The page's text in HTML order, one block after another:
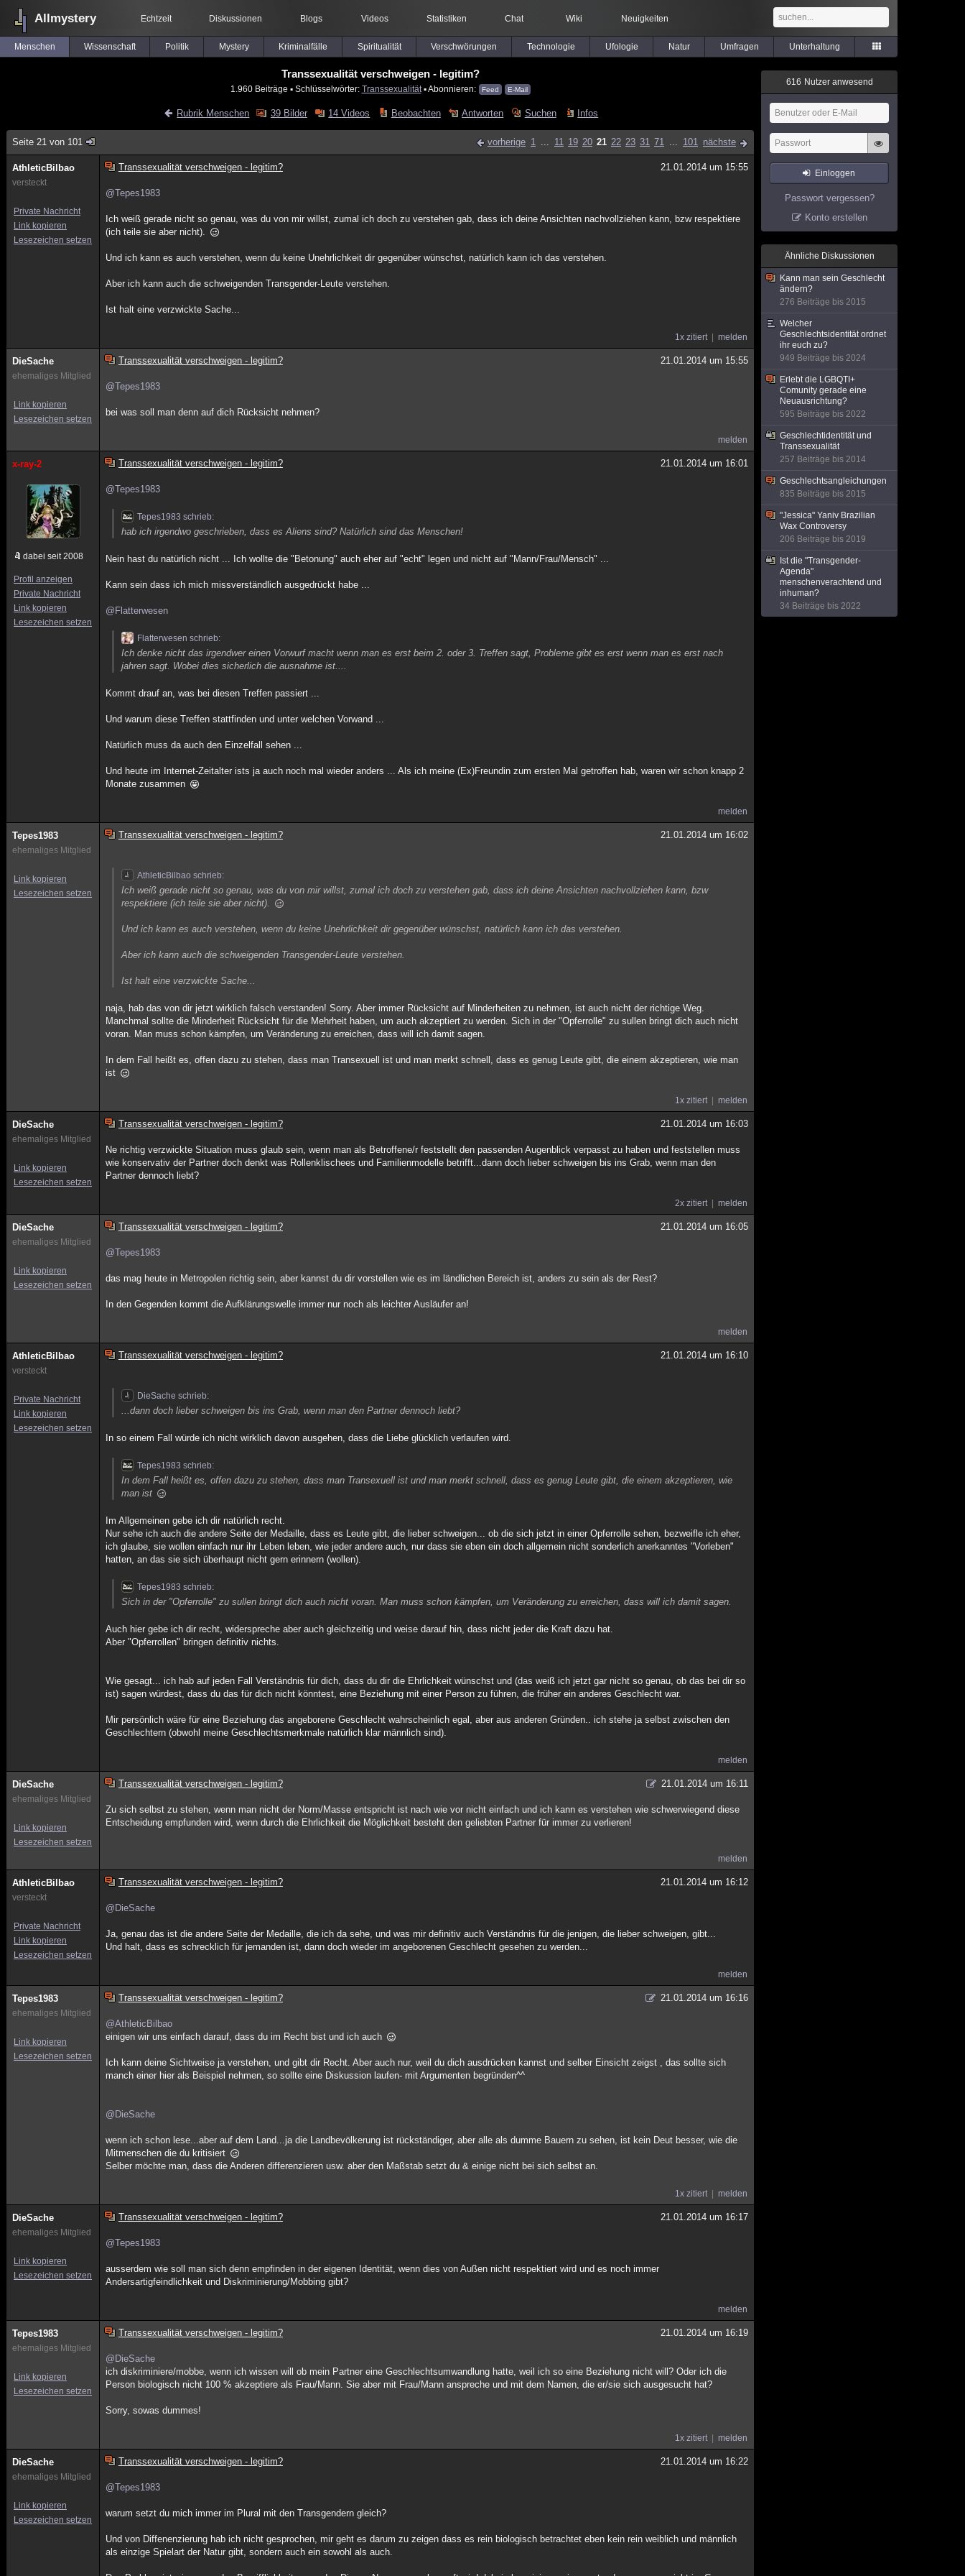
Allmystery Echtzeit Diskussionen Blogs Videos Statistiken Chat Wiki Neuigkeiten
Menschen Wissenschaft Politik Mystery Kriminalfälle Spiritualität Verschwörungen Technologie Ufologie Natur Umfragen Unterhaltung
Transsexualität verschweigen - legitim?
1.960 Beiträge ▪ Schlüsselwörter: Transsexualität▪ Abonnieren: Feed E-Mail
Rubrik Menschen 39 Bilder 14 Videos Beobachten Antworten Suchen Infos
Seite 21 von 101 vorherige 1 ... 11 19 20 21 22 23 31 71 ... 101 nächste
AthleticBilbao
versteckt
Private Nachricht
Link kopieren
Lesezeichen setzen
Transsexualität verschweigen - legitim? 21.01.2014 um 15:55
@Tepes1983
Ich weiß gerade nicht so genau, was du von mir willst, zumal ich doch zu verstehen gab, dass ich deine Ansichten nachvollziehen kann, bzw respektiere
(ich teile sie aber nicht).
Und ich kann es auch verstehen, wenn du keine Unehrlichkeit dir gegenüber wünschst, natürlich kann ich das verstehen.
Aber ich kann auch die schweigenden Transgender-Leute verstehen.
Ist halt eine verzwickte Sache...
1x zitiert melden
DieSache
ehemaliges Mitglied
Link kopieren
Lesezeichen setzen
Transsexualität verschweigen - legitim? 21.01.2014 um 15:55
@Tepes1983
bei was soll man denn auf dich Rücksicht nehmen?
melden
x-ray-2
dabei seit 2008
Profil anzeigen
Private Nachricht
Link kopieren
Lesezeichen setzen
Transsexualität verschweigen - legitim? 21.01.2014 um 16:01
@Tepes1983
Tepes1983 schrieb:
hab ich irgendwo geschrieben, dass es Aliens sind? Natürlich sind das Menschen!
Nein hast du natürlich nicht ... Ich wollte die "Betonung" auch eher auf "echt" legen und nicht auf "Mann/Frau/Mensch" ...
Kann sein dass ich mich missverständlich ausgedrückt habe ...
@Flatterwesen
Flatterwesen schrieb:
Ich denke nicht das irgendwer einen Vorwurf macht wenn man es erst beim 2. oder 3. Treffen sagt, Probleme gibt es erst wenn man es erst nach
jahren sagt. Wobei dies sicherlich die ausnahme ist....
Kommt drauf an, was bei diesen Treffen passiert ...
Und warum diese Treffen stattfinden und unter welchen Vorwand ...
Natürlich muss da auch den Einzelfall sehen ...
Und heute im Internet-Zeitalter ists ja auch noch mal wieder anders ... Als ich meine (Ex)Freundin zum ersten Mal getroffen hab, waren wir schon knapp 2
Monate zusammen
melden
Tepes1983
ehemaliges Mitglied
Link kopieren
Lesezeichen setzen
Transsexualität verschweigen - legitim? 21.01.2014 um 16:02
AthleticBilbao schrieb:
Ich weiß gerade nicht so genau, was du von mir willst, zumal ich doch zu verstehen gab, dass ich deine Ansichten nachvollziehen kann, bzw
respektiere (ich teile sie aber nicht).
Und ich kann es auch verstehen, wenn du keine Unehrlichkeit dir gegenüber wünschst, natürlich kann ich das verstehen.
Aber ich kann auch die schweigenden Transgender-Leute verstehen.
Ist halt eine verzwickte Sache...
naja, hab das von dir jetzt wirklich falsch verstanden! Sorry. Aber immer Rücksicht auf Minderheiten zu nehmen, ist auch nicht der richtige Weg.
Manchmal sollte die Minderheit Rücksicht für die Mehrheit haben, um auch akzeptiert zu werden. Sich in der "Opferrolle" zu sullen bringt dich auch nicht
voran. Man muss schon kämpfen, um Veränderung zu erreichen, dass will ich damit sagen.
In dem Fall heißt es, offen dazu zu stehen, dass man Transexuell ist und man merkt schnell, dass es genug Leute gibt, die einem akzeptieren, wie man
ist
1x zitiert melden
DieSache
ehemaliges Mitglied
Link kopieren
Lesezeichen setzen
Transsexualität verschweigen - legitim? 21.01.2014 um 16:03
Ne richtig verzwickte Situation muss glaub sein, wenn man als Betroffene/r feststellt den passenden Augenblick verpasst zu haben und feststellen muss
wie konservativ der Partner doch denkt was Rollenklischees und Familienmodelle betrifft...dann doch lieber schweigen bis ins Grab, wenn man den
Partner dennoch liebt?
2x zitiert melden
DieSache
ehemaliges Mitglied
Link kopieren
Lesezeichen setzen
Transsexualität verschweigen - legitim? 21.01.2014 um 16:05
@Tepes1983
das mag heute in Metropolen richtig sein, aber kannst du dir vorstellen wie es im ländlichen Bereich ist, anders zu sein als der Rest?
In den Gegenden kommt die Aufklärungswelle immer nur noch als leichter Ausläufer an!
melden
AthleticBilbao
versteckt
Private Nachricht
Link kopieren
Lesezeichen setzen
Transsexualität verschweigen - legitim? 21.01.2014 um 16:10
DieSache schrieb:
...dann doch lieber schweigen bis ins Grab, wenn man den Partner dennoch liebt?
In so einem Fall würde ich nicht wirklich davon ausgehen, dass die Liebe glücklich verlaufen wird.
Tepes1983 schrieb:
In dem Fall heißt es, offen dazu zu stehen, dass man Transexuell ist und man merkt schnell, dass es genug Leute gibt, die einem akzeptieren, wie
man ist
Im Allgemeinen gebe ich dir natürlich recht.
Nur sehe ich auch die andere Seite der Medaille, dass es Leute gibt, die lieber schweigen... ob die sich jetzt in einer Opferrolle sehen, bezweifle ich eher,
ich glaube, sie wollen einfach nur ihr Leben leben, wie jeder andere auch, nur dass sie eben ein doch allgemein nicht sonderlich anerkanntes "Vorleben"
hatten, an das sie sich überhaupt nicht gern erinnern (wollen).
Tepes1983 schrieb:
Sich in der "Opferrolle" zu sullen bringt dich auch nicht voran. Man muss schon kämpfen, um Veränderung zu erreichen, dass will ich damit sagen.
Auch hier gebe ich dir recht, widerspreche aber auch gleichzeitig und weise darauf hin, dass nicht jeder die Kraft dazu hat.
Aber "Opferrollen" bringen definitiv nichts.
Wie gesagt... ich hab auf jeden Fall Verständnis für dich, dass du dir die Ehrlichkeit wünschst und (das weiß ich jetzt gar nicht so genau, ob das bei dir so
ist) sagen würdest, dass du das für dich nicht könntest, eine Beziehung mit einer Person zu führen, die früher ein anderes Geschlecht war.
Mir persönlich wäre für eine Beziehung das angeborene Geschlecht wahrscheinlich egal, aber aus anderen Gründen.. ich stehe ja selbst zwischen den
Geschlechtern (obwohl meine Geschlechtsmerkmale natürlich klar männlich sind).
melden
DieSache
ehemaliges Mitglied
Link kopieren
Lesezeichen setzen
Transsexualität verschweigen - legitim? 21.01.2014 um 16:11
Zu sich selbst zu stehen, wenn man nicht der Norm/Masse entspricht ist nach wie vor nicht einfach und ich kann es verstehen wie schwerwiegend diese
Entscheidung empfunden wird, wenn durch die Ehrlichkeit die Möglichkeit besteht den geliebten Partner für immer zu verlieren!
melden
AthleticBilbao
versteckt
Private Nachricht
Link kopieren
Lesezeichen setzen
Transsexualität verschweigen - legitim? 21.01.2014 um 16:12
@DieSache
Ja, genau das ist die andere Seite der Medaille, die ich da sehe, und was mir definitiv auch Verständnis für die jenigen, die lieber schweigen, gibt...
Und halt, dass es schrecklich für jemanden ist, dann doch wieder im angeborenen Geschlecht gesehen zu werden...
melden
Tepes1983
ehemaliges Mitglied
Link kopieren
Lesezeichen setzen
Transsexualität verschweigen - legitim? 21.01.2014 um 16:16
@AthleticBilbao
einigen wir uns einfach darauf, dass du im Recht bist und ich auch
Ich kann deine Sichtweise ja verstehen, und gibt dir Recht. Aber auch nur, weil du dich ausdrücken kannst und selber Einsicht zeigst , das sollte sich
manch einer hier als Beispiel nehmen, so sollte eine Diskussion laufen- mit Argumenten begründen^^
@DieSache
wenn ich schon lese...aber auf dem Land...ja die Landbevölkerung ist rückständiger, aber alle als dumme Bauern zu sehen, ist kein Deut besser, wie die
Mitmenschen die du kritisiert
Selber möchte man, dass die Anderen differenzieren usw. aber den Maßstab setzt du & einige nicht bei sich selbst an.
1x zitiert melden
DieSache
ehemaliges Mitglied
Link kopieren
Lesezeichen setzen
Transsexualität verschweigen - legitim? 21.01.2014 um 16:17
@Tepes1983
ausserdem wie soll man sich denn empfinden in der eigenen Identität, wenn dies von Außen nicht respektiert wird und es noch immer
Andersartigfeindlichkeit und Diskriminierung/Mobbing gibt?
melden
Tepes1983
ehemaliges Mitglied
Link kopieren
Lesezeichen setzen
Transsexualität verschweigen - legitim? 21.01.2014 um 16:19
@DieSache
ich diskriminiere/mobbe, wenn ich wissen will ob mein Partner eine Geschlechtsumwandlung hatte, weil ich so eine Beziehung nicht will? Oder ich die
Person biologisch nicht 100 % akzeptiere als Frau/Mann. Sie aber mit Frau/Mann anspreche und mit dem Namen, die er/sie sich ausgesucht hat?
Sorry, sowas dummes!
1x zitiert melden
DieSache
ehemaliges Mitglied
Link kopieren
Lesezeichen setzen
Transsexualität verschweigen - legitim? 21.01.2014 um 16:22
@Tepes1983
warum setzt du mich immer im Plural mit den Transgendern gleich?
Und von Diffenenzierung hab ich nicht gesprochen, mir geht es darum zu zeigen dass es rein biologisch betrachtet eben kein rein weiblich und männlich
als einzige Spielart der Natur gibt, sondern auch ein sowohl als auch.
616 Nutzer anwesend
Einloggen
Passwort vergessen?
Konto erstellen
Ähnliche Diskussionen
Kann man sein Geschlecht
ändern?
276 Beiträge bis 2015
Welcher
Geschlechtsidentität ordnet
ihr euch zu?
949 Beiträge bis 2024
Erlebt die LGBQTI+
Comunity gerade eine
Neuausrichtung?
595 Beiträge bis 2022
Geschlechtidentität und
Transsexualität
257 Beiträge bis 2014
Geschlechtsangleichungen
835 Beiträge bis 2015
"Jessica" Yaniv Brazilian
Wax Controversy
206 Beiträge bis 2019
Ist die "Transgender-
Agenda"
menschenverachtend und
inhuman?
34 Beiträge bis 2022